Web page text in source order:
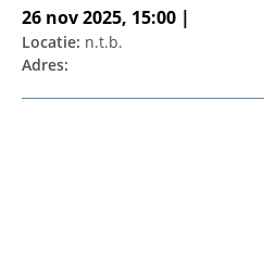
26 nov 2025, 15:00 |
Locatie: n.t.b.
Adres: